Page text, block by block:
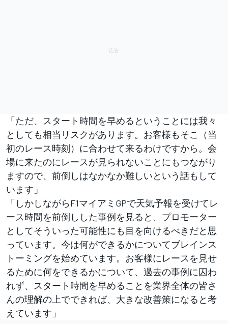
「ただ、スタート時間を早めるということには我々
としても相当リスクがあります。お客様もそこ（当
初のレース時刻）に合わせて来るわけですから。会
場に来たのにレースが見られないことにもつながり
ますので、前倒しはなかなか難しいという話もして
います」
「しかしながらF1マイアミGPで天気予報を受けてレ
ース時間を前倒しした事例を見ると、プロモーター
としてそういった可能性にも目を向けるべきだと思
っています。今は何ができるかについてブレインス
トーミングを始めています。お客様にレースを見せ
るために何をできるかについて、過去の事例に囚わ
れず、スタート時間を早めることを業界全体の皆さ
んの理解の上でできれば、大きな改善策になると考
えています」